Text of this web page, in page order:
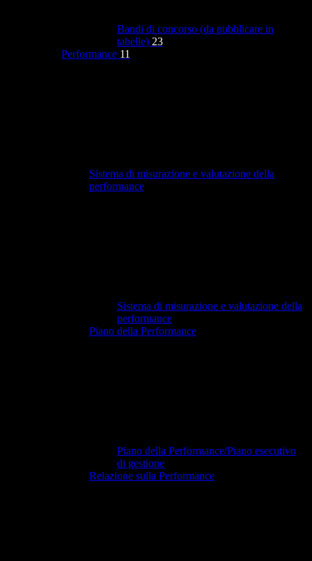
Bandi di concorso (da pubblicare in
tabelle) 23
Performance 11
Sistema di misurazione e valutazione della
performance
Sistema di misurazione e valutazione della
performance
Piano della Performance
Piano della Performance/Piano esecutivo
di gestione
Relazione sulla Performance